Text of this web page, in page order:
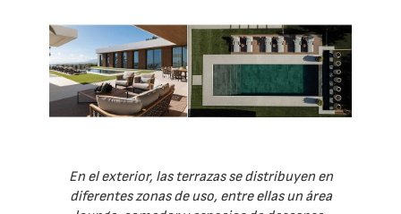
En el exterior, las terrazas se distribuyen en
diferentes zonas de uso, entre ellas un área